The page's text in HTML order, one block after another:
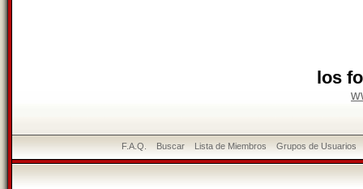
los
F.A.Q. Buscar Lista de Miembros Grupos de Usuarios